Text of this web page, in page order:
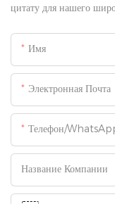
цитату для нашего
Имя
Электронная Почта
Телефон/
Название Компании